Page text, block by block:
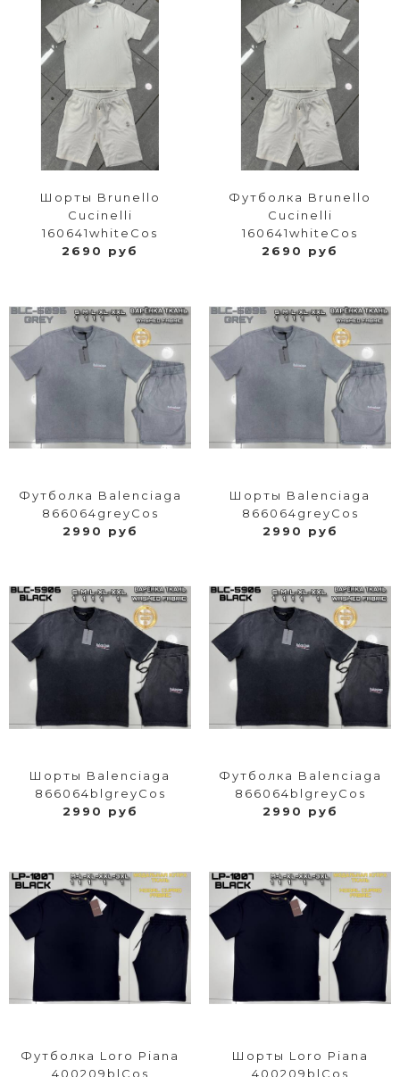
Шорты Brunello
Cucinelli
160641whiteCos
2690 руб
Футболка Brunello
Cucinelli
160641whiteCos
2690 руб
Футболка Balenciaga
866064greyCos
2990 руб
Шорты Balenciaga
866064greyCos
2990 руб
Шорты Balenciaga
866064blgreyCos
2990 руб
Футболка Balenciaga
866064blgreyCos
2990 руб
Футболка Loro Piana
400209blCos
Шорты Loro Piana
400209blCos